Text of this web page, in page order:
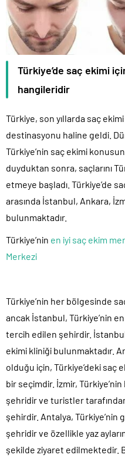
Türkiye’de saç ekimi
hangileridir
Türkiye, son yıllarda saç
destinasyonu haline geldi.
Türkiye’nin saç ekimi
duyduktan sonra, saçlarını
etmeye başladı. Türkiye’de
arasında İstanbul, Ankara,
bulunmaktadır.
Türkiye’nin en iyi saç ekim
Merkezi
Türkiye’nin her bölgesinde
ancak İstanbul, Türkiye’nin
tercih edilen şehirdir.
ekimi kliniği bulunmaktadır.
olduğu için, Türkiye’deki saç
bir seçimdir. İzmir,
şehridir ve turistler
şehirdir. Antalya, Türkiye’nin
şehridir ve özellikle yaz
şekilde ziyaret edilmektedir.